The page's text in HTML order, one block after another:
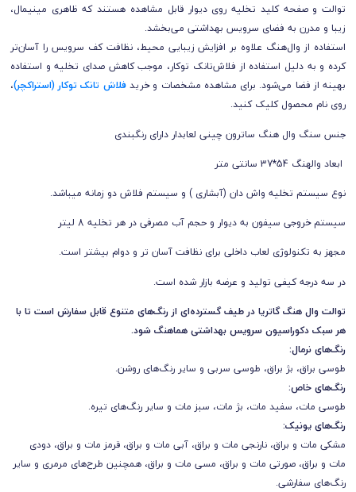
توالت و صفحه کلید تخلیه روی دیوار قابل مشاهده هستند که ظاهری مینیمال،
زیبا و مدرن به فضای سرویس بهداشتی می‌بخشد.
استفاده از وال‌هنگ علاوه بر افزایش زیبایی محیط، نظافت کف سرویس را آسان‌تر
کرده و به دلیل استفاده از فلاش‌تانک توکار، موجب کاهش صدای تخلیه و استفاده
بهینه از فضا می‌شود. برای مشاهده مشخصات و خریدفلاش تانک توکار (استراکچر)،
روی نام محصول کلیک کنید.
جنس سنگ وال هنگ ساترون چینی لعابدار دارای رنگبندی
ابعاد والهنگ 54*37 سانتی متر
نوع سیستم تخلیه واش دان (آبشاری ) و سیستم فلاش دو زمانه میباشد.
سیستم خروجی سیفون به دیوار و حجم آب مصرفی در هر تخلیه 8 لیتر
مجهز به تکنولوژی لعاب داخلی برای نظافت آسان تر و دوام بیشتر است.
در سه درجه کیفی تولید و عرضه بازار شده است.
توالت وال هنگ گاتریا در طیف گسترده‌ای از رنگ‌های متنوع قابل سفارش است تا با
هر سبک دکوراسیون سرویس بهداشتی هماهنگ شود.
رنگ‌های نرمال:
طوسی براق، بژ براق، طوسی سربی و سایر رنگ‌های روشن.
رنگ‌های خاص:
طوسی مات، سفید مات، بژ مات، سبز مات و سایر رنگ‌های تیره.
رنگ‌های یونیک:
مشکی مات و براق، نارنجی مات و براق، آبی مات و براق، قرمز مات و براق، دودی
مات و براق، صورتی مات و براق، مسی مات و براق، همچنین طرح‌های مرمری و سایر
رنگ‌های سفارشی.